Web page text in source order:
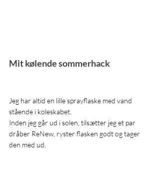
Mit kølende sommerhack
Jeg har altid en lille sprayflaske med vand
stående i køleskabet.
Inden jeg går ud i solen, tilsætter jeg et par
dråber ReNew, ryster flasken godt og tager
den med ud.